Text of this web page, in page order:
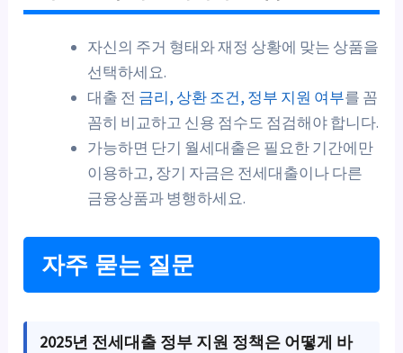
자신의 주거 형태와 재정 상황에 맞는 상품을
선택하세요.
대출 전 금리, 상환 조건, 정부 지원 여부를 꼼
꼼히 비교하고 신용 점수도 점검해야 합니다.
가능하면 단기 월세대출은 필요한 기간에만
이용하고, 장기 자금은 전세대출이나 다른
금융상품과 병행하세요.
자주 묻는 질문
2025년 전세대출 정부 지원 정책은 어떻게 바